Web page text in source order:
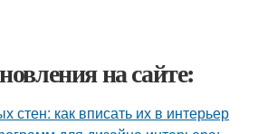
на сайте:
стен: как вписать их в интерьер